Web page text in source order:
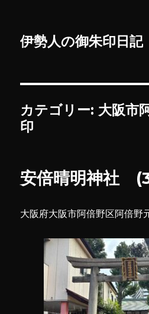
伊勢人の御朱印日記
カテゴリー: 大阪市
印
安倍晴明神社
大阪府大阪市阿倍野区阿倍野